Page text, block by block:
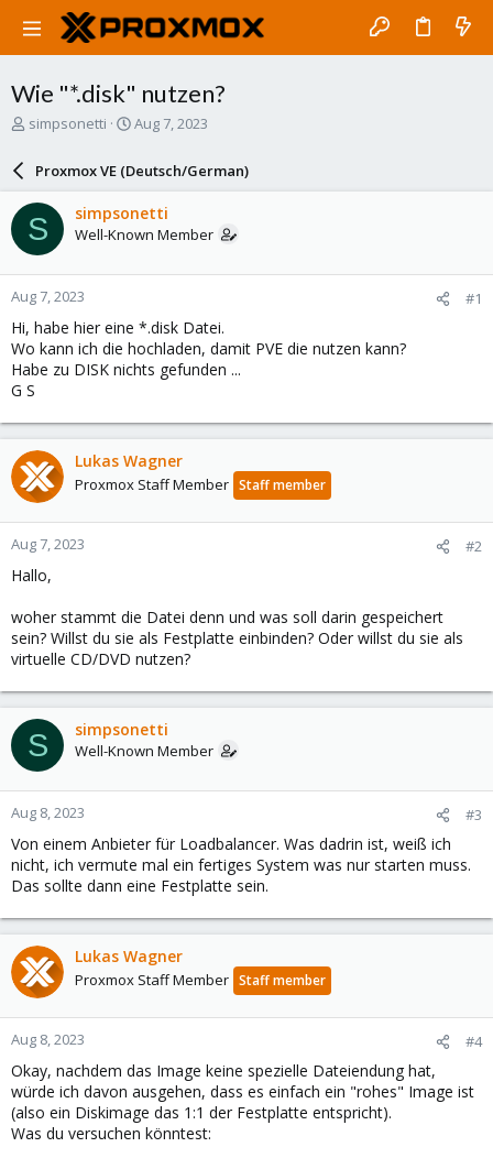
Wie "*.disk" nutzen?
T
a
d
s
t
a
r
e
r
simpsonetti
S
r
d
a
e
Aug 7, 2023
Proxmox VE (Deutsch/German)
S simpsonetti
Well-Known Member
Aug 7, 2023 #1
Hi, habe hier eine *.disk Datei.
Wo kann ich die hochladen, damit PVE die nutzen kann?
Habe zu DISK nichts gefunden ...
G S
Lukas Wagner
Proxmox Staff Member Staff member
Aug 7, 2023 #2
Hallo,
woher stammt die Datei denn und was soll darin gespeichert
sein? Willst du sie als Festplatte einbinden? Oder willst du sie als
virtuelle CD/DVD nutzen?
S simpsonetti
Well-Known Member
Aug 8, 2023 #3
Von einem Anbieter für Loadbalancer. Was dadrin ist, weiß ich
nicht, ich vermute mal ein fertiges System was nur starten muss.
Das sollte dann eine Festplatte sein.
Lukas Wagner
Proxmox Staff Member Staff member
Aug 8, 2023 #4
Okay, nachdem das Image keine spezielle Dateiendung hat,
würde ich davon ausgehen, dass es einfach ein "rohes" Image ist
(also ein Diskimage das 1:1 der Festplatte entspricht).
Was du versuchen könntest: